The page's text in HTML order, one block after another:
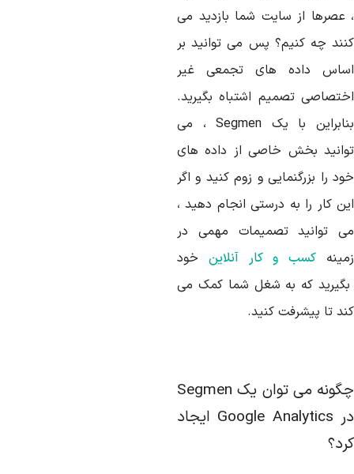
عصرها از سایت شما بازدید می
چه کنیم؟ پس می توانید بر
داده های تجمعی غیر
تصمیم اشتباه بگیرید.
با یک Segmen، می
بخش خاصی از داده های
را بزرگنمایی و زوم کنید و اگر
کار را به درستی انجام دهید ،
توانید تصمیمات مهمی در
کسب و کار آنلاینخود
که به شغل شما کمک می
تا پیشرفت کنید.
می توان یکSegmen
Google Analyticsایجاد